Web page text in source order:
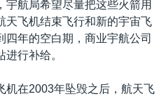
航局希望尽量把这些火箭用
天飞机结束飞行和新的宇宙飞
年的空白期，商业宇航公司
行补给。
机在2003年坠毁之后，航天飞